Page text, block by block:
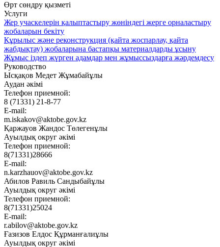
Өрт сөндру қызметі
Услуги
Жер учаскелерін қалыптастыру жөніндегі жерге орналастыру
жобаларын бекіту
Құрылыс және реконструкция (қайта жоспарлау, қайта
жабдықтау) жобаларына бастапқы материалдарды ұсыну
Жұмыс іздеп жүрген адамдар мен жұмыссыздарға жәрдемдесу
Руководство
Ысқақов Медет Жұмабайұлы
Аудан әкімі
Телефон приемной:
8 (71331) 21-8-77
E-mail:
m.iskakov@aktobe.gov.kz
Қаржауов Жандос Төлегенұлы
Ауылдық округ әкімі
Телефон приемной:
8(71331)28666
E-mail:
n.karzhauov@aktobe.gov.kz
Абилов Равиль Сандыбайұлы
Ауылдық округ әкімі
Телефон приемной:
8(71331)25024
E-mail:
r.abilov@aktobe.gov.kz
Ғазизов Елдос Құрманғалиұлы
Ауылдық округ әкімі